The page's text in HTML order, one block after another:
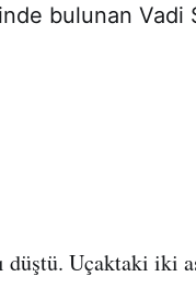
bulunan Vadi
düştü. Uçaktaki iki